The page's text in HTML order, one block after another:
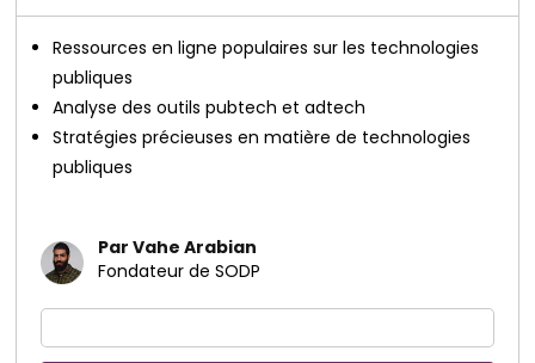
Ressources en ligne populaires sur les technologies
publiques
Analyse des outils pubtech et adtech
Stratégies précieuses en matière de technologies
publiques
Par Vahe Arabian
Fondateur de SODP